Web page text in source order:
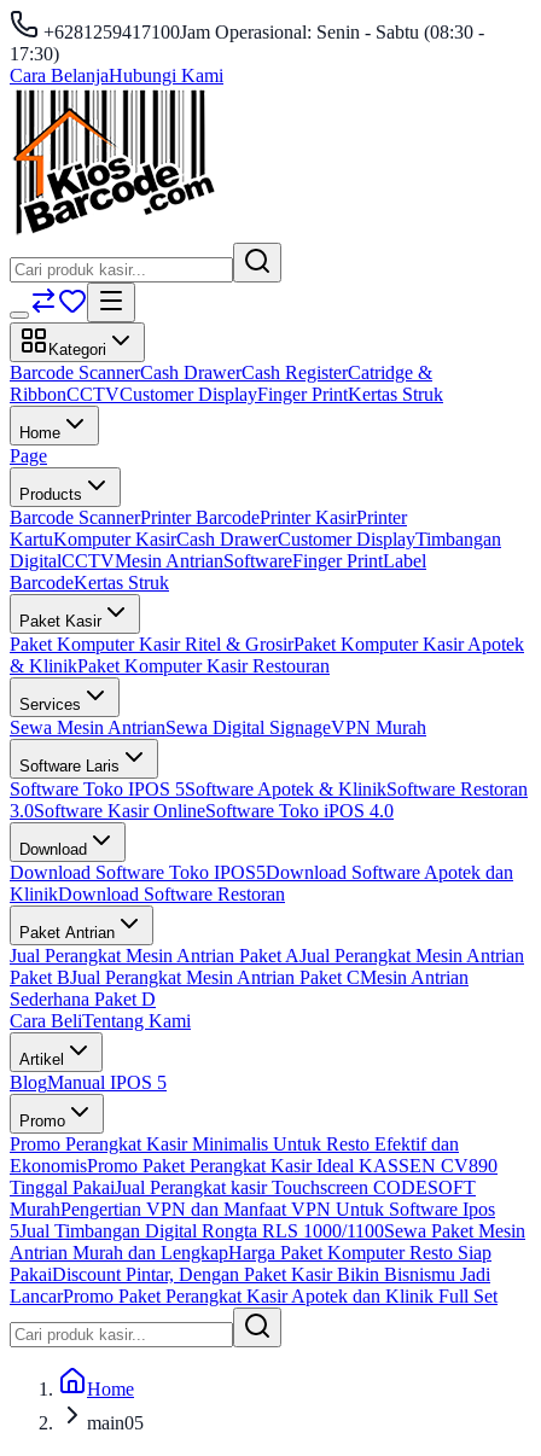
+6281259417100Jam Operasional: Senin - Sabtu (08:30 -
17:30)
Cara BelanjaHubungi Kami
Kategori
Barcode ScannerCash DrawerCash RegisterCatridge &
RibbonCCTVCustomer DisplayFinger PrintKertas Struk
Home
Page
Products
Barcode ScannerPrinter BarcodePrinter KasirPrinter
KartuKomputer KasirCash DrawerCustomer DisplayTimbangan
DigitalCCTVMesin AntrianSoftwareFinger PrintLabel
BarcodeKertas Struk
Paket Kasir
Paket Komputer Kasir Ritel & GrosirPaket Komputer Kasir Apotek
& KlinikPaket Komputer Kasir Restouran
Services
Sewa Mesin AntrianSewa Digital SignageVPN Murah
Software Laris
Software Toko IPOS 5Software Apotek & KlinikSoftware Restoran
3.0Software Kasir OnlineSoftware Toko iPOS 4.0
Download
Download Software Toko IPOS5Download Software Apotek dan
KlinikDownload Software Restoran
Paket Antrian
Jual Perangkat Mesin Antrian Paket AJual Perangkat Mesin Antrian
Paket BJual Perangkat Mesin Antrian Paket CMesin Antrian
Sederhana Paket D
Cara BeliTentang Kami
Artikel
BlogManual IPOS 5
Promo
Promo Perangkat Kasir Minimalis Untuk Resto Efektif dan
EkonomisPromo Paket Perangkat Kasir Ideal KASSEN CV890
Tinggal PakaiJual Perangkat kasir Touchscreen CODESOFT
MurahPengertian VPN dan Manfaat VPN Untuk Software Ipos
5Jual Timbangan Digital Rongta RLS 1000/1100Sewa Paket Mesin
Antrian Murah dan LengkapHarga Paket Komputer Resto Siap
PakaiDiscount Pintar, Dengan Paket Kasir Bikin Bisnismu Jadi
LancarPromo Paket Perangkat Kasir Apotek dan Klinik Full Set
Home
main05